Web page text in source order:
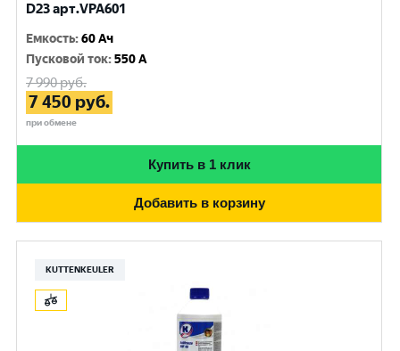
D23 арт.VPA601
Емкость:60 Ач
Пусковой ток:550 A
7 990руб.
7 450 руб.
при обмене
Купить в 1 клик
Добавить в корзину
KUTTENKEULER